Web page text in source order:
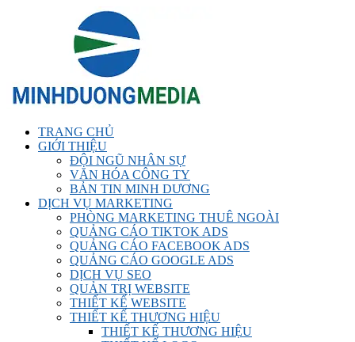
TRANG CHỦ
GIỚI THIỆU
ĐỘI NGŨ NHÂN SỰ
VĂN HÓA CÔNG TY
BẢN TIN MINH DƯƠNG
DỊCH VỤ MARKETING
PHÒNG MARKETING THUÊ NGOÀI
QUẢNG CÁO TIKTOK ADS
QUẢNG CÁO FACEBOOK ADS
QUẢNG CÁO GOOGLE ADS
DỊCH VỤ SEO
QUẢN TRỊ WEBSITE
THIẾT KẾ WEBSITE
THIẾT KẾ THƯƠNG HIỆU
THIẾT KẾ THƯƠNG HIỆU